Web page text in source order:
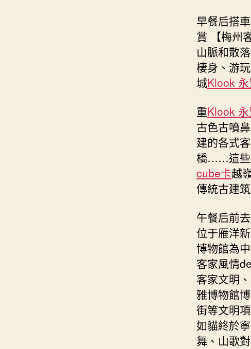
早餐后搭
賞 【梅州
山脈和散
棲身、游
城Klook
重Klook
古色古噴
建的各式
橋……這些
cube卡越
傳統古建
午餐后前
位于雁洋
博物館為
客家風情de
客家文明
雅博物館
街等文明
如貓終於
舞、山歌